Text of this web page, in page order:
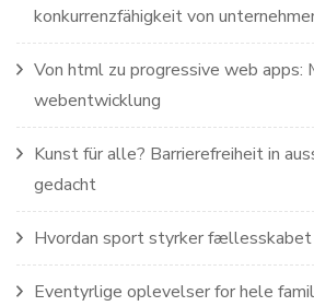
konkurrenzfähigkeit von
Von html zu progressive web apps:
webentwicklung
Kunst für alle? Barrierefreiheit in
gedacht
Hvordan sport styrker fællesskabet
Eventyrlige oplevelser for hele